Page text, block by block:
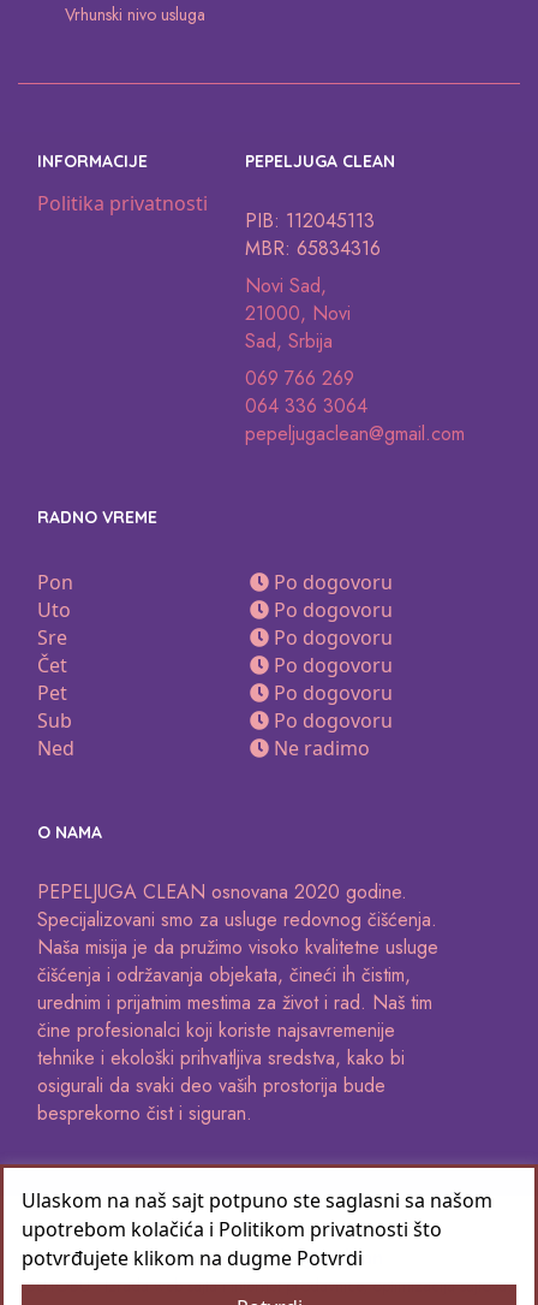
Vrhunski nivo usluga
INFORMACIJE
Politika privatnosti
PEPELJUGA CLEAN
PIB: 112045113
MBR: 65834316
Novi Sad,
21000, Novi
Sad, Srbija
069 766 269
064 336 3064
pepeljugaclean@gmail.com
RADNO VREME
Pon
Po dogovoru
Uto
Po dogovoru
Sre
Po dogovoru
Čet
Po dogovoru
Pet
Po dogovoru
Sub
Po dogovoru
Ned
Ne radimo
O NAMA
PEPELJUGA CLEAN osnovana 2020 godine.
Specijalizovani smo za usluge redovnog čišćenja.
Naša misija je da pružimo visoko kvalitetne usluge
čišćenja i održavanja objekata, čineći ih čistim,
urednim i prijatnim mestima za život i rad. Naš tim
čine profesionalci koji koriste najsavremenije
tehnike i ekološki prihvatljiva sredstva, kako bi
osigurali da svaki deo vaših prostorija bude
besprekorno čist i siguran.
©2026 Pepeljuga Clean
BUTOBU - Izrada web sajta i internet prodavnice, optimizacija sajtova,
Ulaskom na naš sajt potpuno ste saglasni sa našom
upotrebom kolačića i Politikom privatnosti što
potvrđujete klikom na dugme Potvrdi